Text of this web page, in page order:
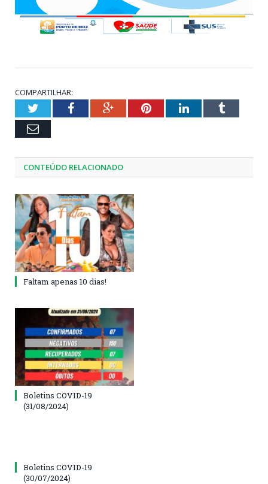
COMPARTILHAR:
TwitterFacebookGoogle+PinterestLinkedInTumblr
Email
CONTEÚDO RELACIONADO
Faltam apenas 10 dias!
Boletins COVID-19
(31/08/2024)
Boletins COVID-19
(30/07/2024)